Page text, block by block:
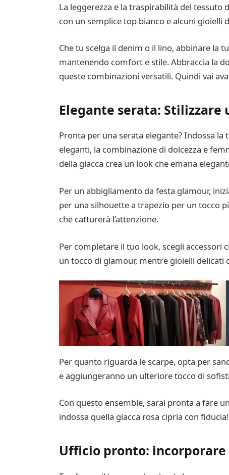
La leggerezza e la traspirabilità del
con un semplice top bianco e alcuni
Che tu scelga il denim o il lino, abbinare la
mantenendo comfort e stile. Abbraccia la
queste combinazioni versatili. Quindi vai
Elegante serata: Stilizzare
Pronta per una serata elegante? Indossa
eleganti, la combinazione di dolcezza e
della giacca crea un look che emana
Per un abbigliamento da festa glamour,
per una silhouette a trapezio per un tocco
che catturerà l’attenzione.
Per completare il tuo look, scegli accessori
un tocco di glamour, mentre gioielli
Per quanto riguarda le scarpe, opta per
e aggiungeranno un ulteriore tocco di
Con questo ensemble, sarai pronta a fare
indossa quella giacca rosa cipria con fiducia!
Ufficio pronto: